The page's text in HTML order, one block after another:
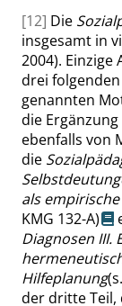
[12] Die
insgesamt in
2004).
drei
genannten
die
ebenfalls von
die
als
KMG 132-A)
Diagnosen III.
Hilfeplanung
der dritte Teil,